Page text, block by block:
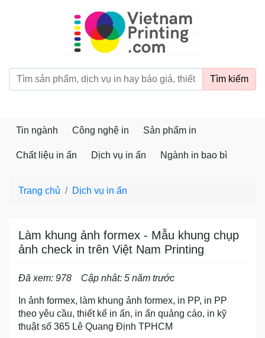
vietnamprinting.com
Tìm kiếm
Tin ngành Công nghệ in Sản phẩm in
Chất liệu in ấn Dịch vụ in ấn Ngành in bao bì
Trang chủ Dịch vụ in ấn
Làm khung ảnh formex - Mẫu khung chụp
ảnh check in trên Việt Nam Printing
Đã xem: 978 Cập nhât: 5 năm trước
In ảnh formex, làm khung ảnh formex, in PP, in PP
theo yêu cầu, thiết kế in ấn, in ấn quảng cáo, in kỹ
thuật số 365 Lê Quang Định TPHCM